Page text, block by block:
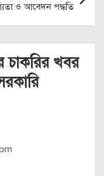
ও আবেদন পদ্ধতি
খবর